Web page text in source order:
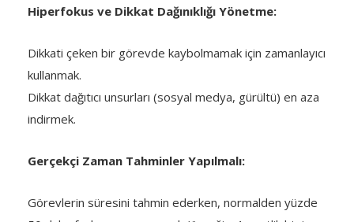
Hiperfokus ve Dikkat Dağınıklığı Yönetme:
Dikkati çeken bir görevde kaybolmamak için zamanlayıcı
kullanmak.
Dikkat dağıtıcı unsurları (sosyal medya, gürültü) en aza
indirmek.
Gerçekçi Zaman Tahminler Yapılmalı:
Görevlerin süresini tahmin ederken, normalden yüzde